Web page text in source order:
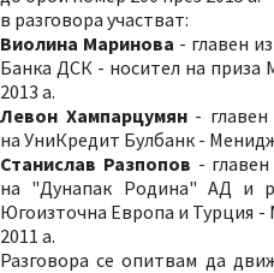
в разговора участват:
Виолина Маринова - главен
Банка ДСК - носител на приза
2013 а.
Левон Хампарцумян -
на УниКредит Булбанк -
Станислав Разпопов -
на "Дунапак Родина" АД и
Югоизточна Европа и Турция -
2011 а.
Разговора се опитвам да